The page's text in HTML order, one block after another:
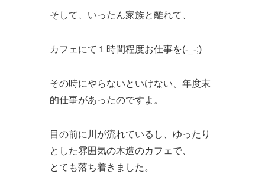
そして、いったん家族と離れて、
カフェにて１時間程度お仕事を(-_-;)
その時にやらないといけない、年度末
的仕事があったのですよ。
目の前に川が流れているし、ゆったり
とした雰囲気の木造のカフェで、
とても落ち着きました。